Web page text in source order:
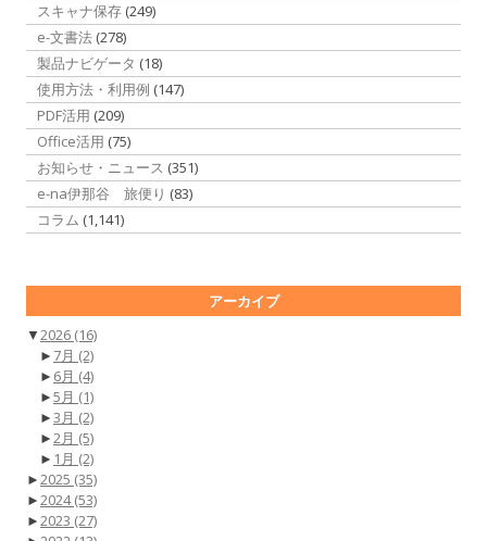
スキャナ保存 (249)
e-文書法 (278)
製品ナビゲータ (18)
使用方法・利用例 (147)
PDF活用 (209)
Office活用 (75)
お知らせ・ニュース (351)
e-na伊那谷 旅便り (83)
コラム (1,141)
アーカイブ
▼2026 (16)
► 7月 (2)
► 6月 (4)
►5月 (1)
►3月 (2)
►2月 (5)
► 1月 (2)
►2025 (35)
►2024(53)
►2023 (27)